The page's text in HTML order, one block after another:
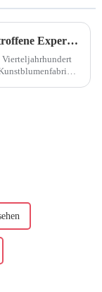
Unübertroffene Expertise: 25 Jahre Kunstblumenfabrik
Vierteljahrhundert